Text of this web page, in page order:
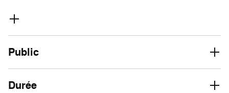
Public
Durée